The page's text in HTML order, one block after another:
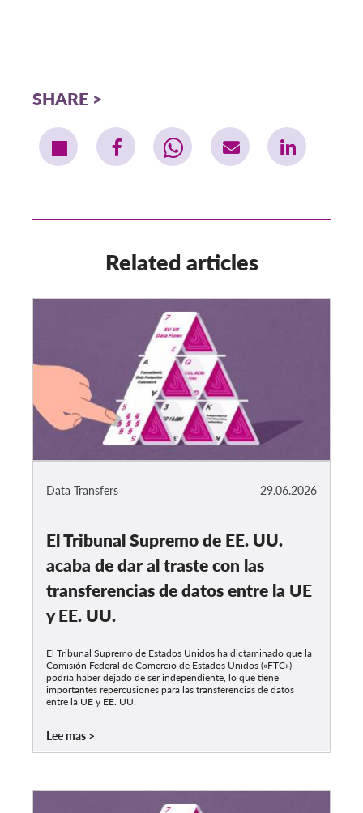
SHARE
Related articles
29.06.2026
Data Transfers
El Tribunal Supremo de EE. UU.
acaba de dar al traste con las
transferencias de datos entre la UE
y EE. UU.
El Tribunal Supremo de Estados Unidos ha dictaminado que la
Comisión Federal de Comercio de Estados Unidos («FTC»)
podría haber dejado de ser independiente, lo que tiene
importantes repercusiones para las transferencias de datos
entre la UE y EE. UU.
Lee mas